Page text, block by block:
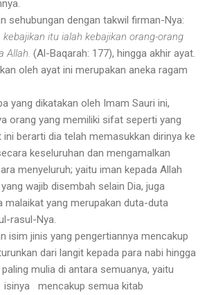
sehubungan dengan takwil firman-Nya:
itu ialah kebajikan orang-orang
Allah. (Al-Baqarah: 177), hingga akhir ayat.
oleh ayat ini merupakan aneka ragam
yang dikatakan oleh Imam Sauri ini,
orang yang memiliki sifat seperti yang
berarti dia telah memasukkan dirinya ke
keseluruhan dan mengamalkan
menyeluruh; yaitu iman kepada Allah
wajib disembah selain Dia, juga
malaikat yang merupakan duta-duta
rasul-Nya.
isim jinis yang pengertiannya mencakup
dari langit kepada para nabi hingga
mulia di antara semuanya, yaitu
isinya mencakup semua kitab